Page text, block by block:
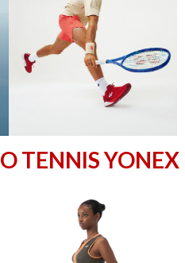
TENNIS YONEX